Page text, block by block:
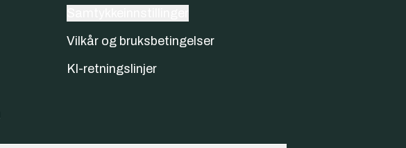
Vilkår og bruksbetingelser
KI-retningslinjer